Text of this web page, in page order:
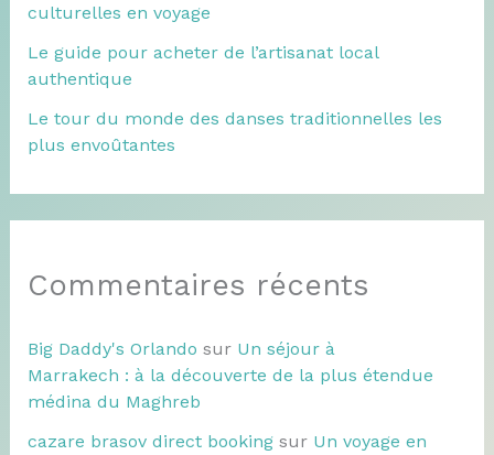
culturelles en voyage
Le guide pour acheter de l’artisanat local
authentique
Le tour du monde des danses traditionnelles les
plus envoûtantes
Commentaires récents
Big Daddy's Orlando sur Un séjour à
Marrakech : à la découverte de la plus étendue
médina du Maghreb
cazare brasov direct bookingsur Un voyage en